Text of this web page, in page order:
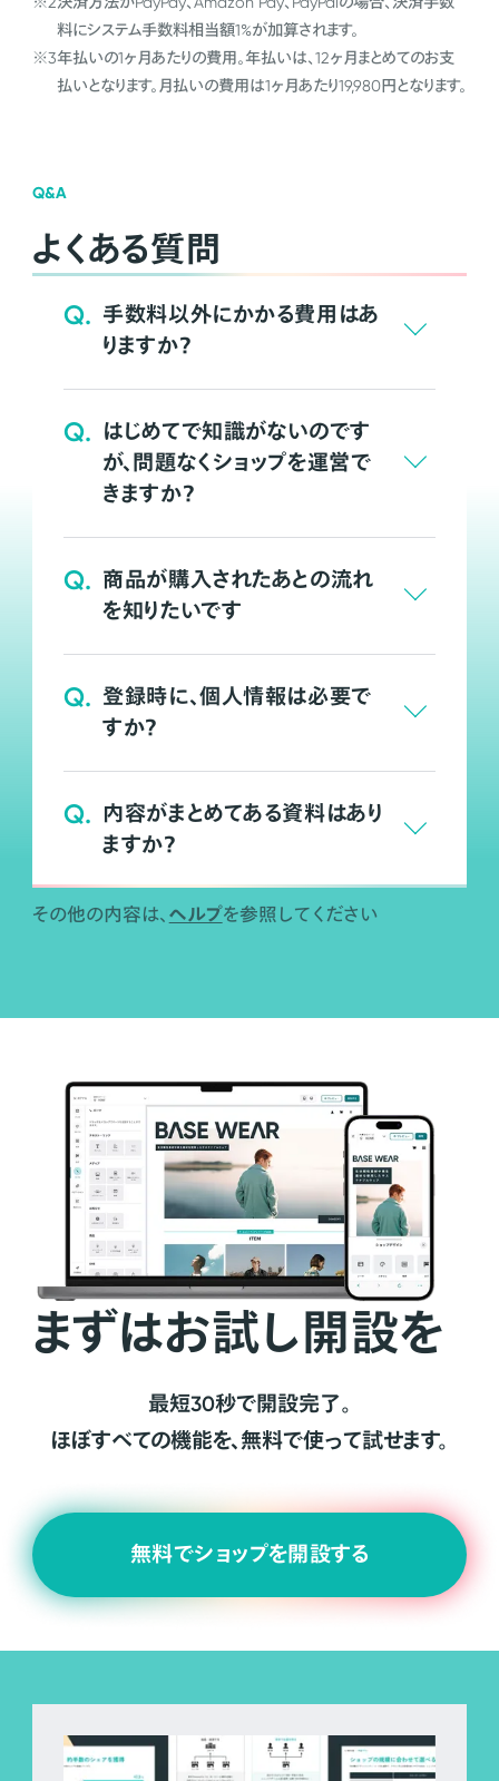
料にシステム手数料相当額1%が加算されます。
※3年払いの1ヶ月あたりの費用。年払いは、12ヶ月まとめてのお支
払いとなります。月払いの費用は1ヶ月あたり19,980円となります。
Q&A
よくある質問
Q. 手数料以外にかかる費用はあ
りますか？
Q. はじめてで知識がないのです
が、問題なくショップを運営で
きますか？
Q. 商品が購入されたあとの流れ
を知りたいです
Q. 登録時に、個人情報は必要で
すか？
Q. 内容がまとめてある資料はあり
ますか？
その他の内容は、 ヘルプを参照してください
まずはお試し開設を
最短30秒で開設完了。
ほぼすべての機能を、無料で使って試せます。
無料でショップを開設する